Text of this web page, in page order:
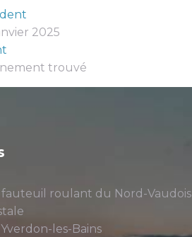
2025
trouvé
roulant du Nord-Vaudois
Yverdon-les-Bains